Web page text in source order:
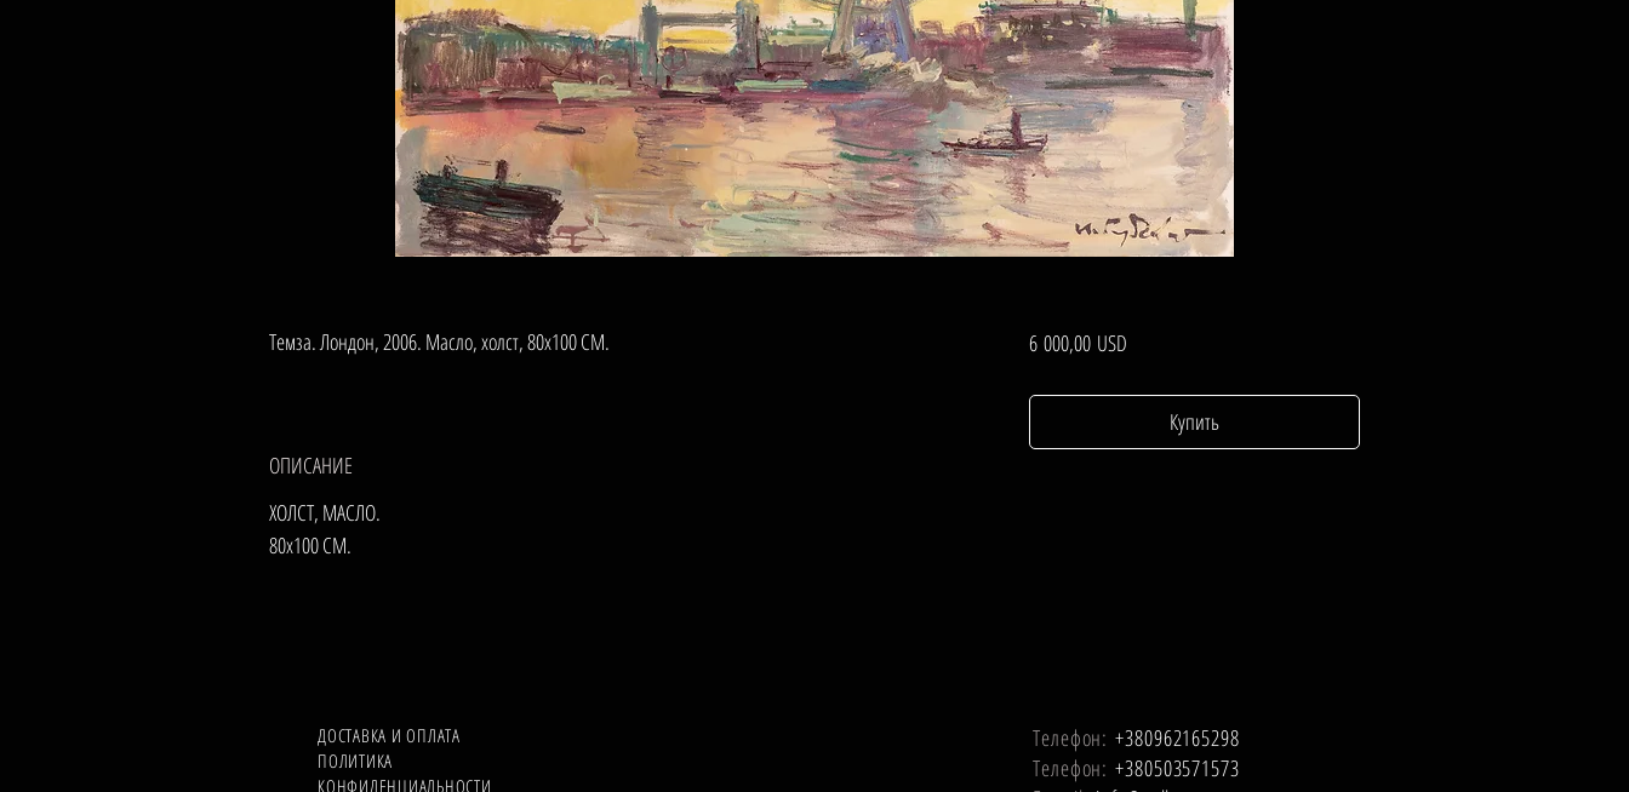
Темза. Лондон, 2006. Масло, холст, 80х100 СМ.
ОПИСАНИЕ
ХОЛСТ, МАСЛО.
80х100 СМ.
6 000,00 USDЦена
Купить
ДОСТАВКА И ОПЛАТА
ПОЛИТИКА
КОНФИДЕНЦИАЛЬНОСТИ
Телефон: +380962165298
Телефон: +380503571573